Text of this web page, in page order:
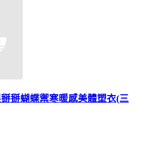
掰蝴蝶禦寒暖感美體塑衣(三